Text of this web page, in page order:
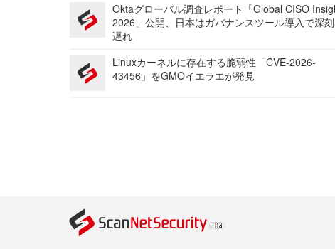
Oktaグローバル調査レポート「Global CISO
2026」公開、日本はガバナンスツール導入で深
遅れ
Linuxカーネルに存在する脆弱性「CVE-2026-
43456」をGMOイエラエが発見